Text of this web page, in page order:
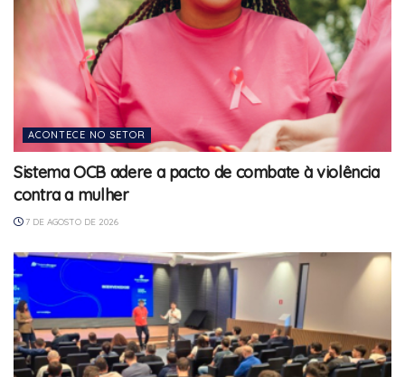
ACONTECE NO SETOR
Sistema OCB adere a pacto de combate à violência
contra a mulher
7 DE AGOSTO DE 2026